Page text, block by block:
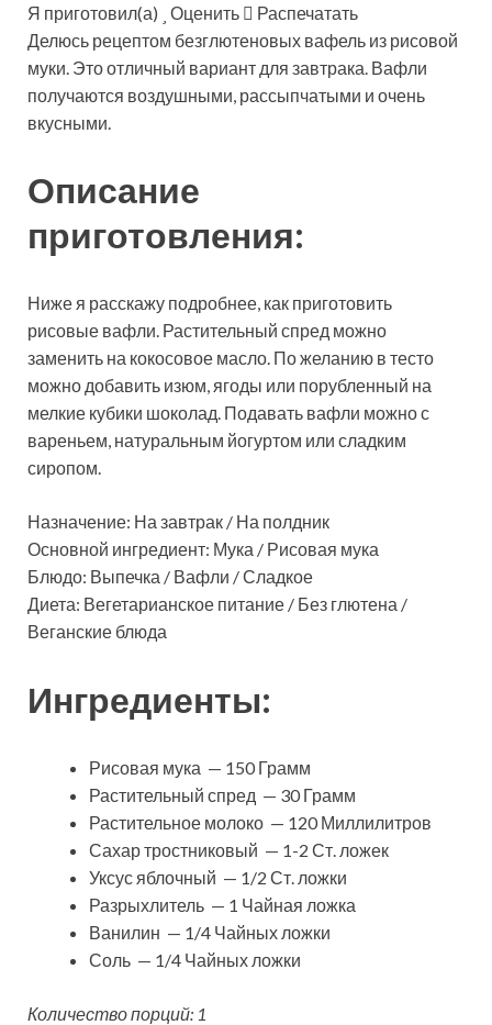
Я приготовил(а)
Оценить
Распечатать
Делюсь рецептом безглютеновых вафель из рисовой
муки. Это отличный вариант для завтрака. Вафли
получаются воздушными, рассыпчатыми и очень
вкусными.
Описание
приготовления:
Ниже я расскажу подробнее, как приготовить
рисовые вафли. Растительный спред можно
заменить на кокосовое масло. По желанию в тесто
можно добавить изюм, ягоды или порубленный на
мелкие кубики шоколад. Подавать вафли можно с
вареньем, натуральным йогуртом или сладким
сиропом.
Назначение: На завтрак / На полдник
Основной ингредиент: Мука / Рисовая мука
Блюдо: Выпечка / Вафли / Сладкое
Диета: Вегетарианское питание / Без глютена /
Веганские блюда
Ингредиенты:
Рисовая мука — 150 Грамм
Растительный спред — 30 Грамм
Растительное молоко — 120 Миллилитров
Сахар тростниковый — 1-2 Ст. ложек
Уксус яблочный — 1/2 Ст. ложки
Разрыхлитель — 1 Чайная ложка
Ванилин — 1/4 Чайных ложки
Соль — 1/4 Чайных ложки
Количество порций: 1